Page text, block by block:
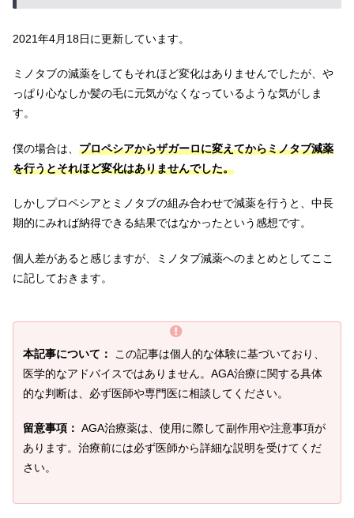
2021年4月18日に更新しています。
ミノタブの減薬をしてもそれほど変化はありませんでしたが、や
っぱり心なしか髪の毛に元気がなくなっているような気がしま
す。
僕の場合は、 プロペシアからザガーロに変えてからミノタブ減薬
を行うとそれほど変化はありませんでした。
しかしプロペシアとミノタブの組み合わせで減薬を行うと、中長
期的にみれば納得できる結果ではなかったという感想です。
個人差があると感じますが、ミノタブ減薬へのまとめとしてここ
に記しておきます。
本記事について：
この記事は個人的な体験に基づいており、
医学的なアドバイスではありません。AGA治療に関する具体
的な判断は、必ず医師や専門医に相談してください。
留意事項： AGA治療薬は、使用に際して副作用や注意事項が
あります。治療前には必ず医師から詳細な説明を受けてくだ
さい。